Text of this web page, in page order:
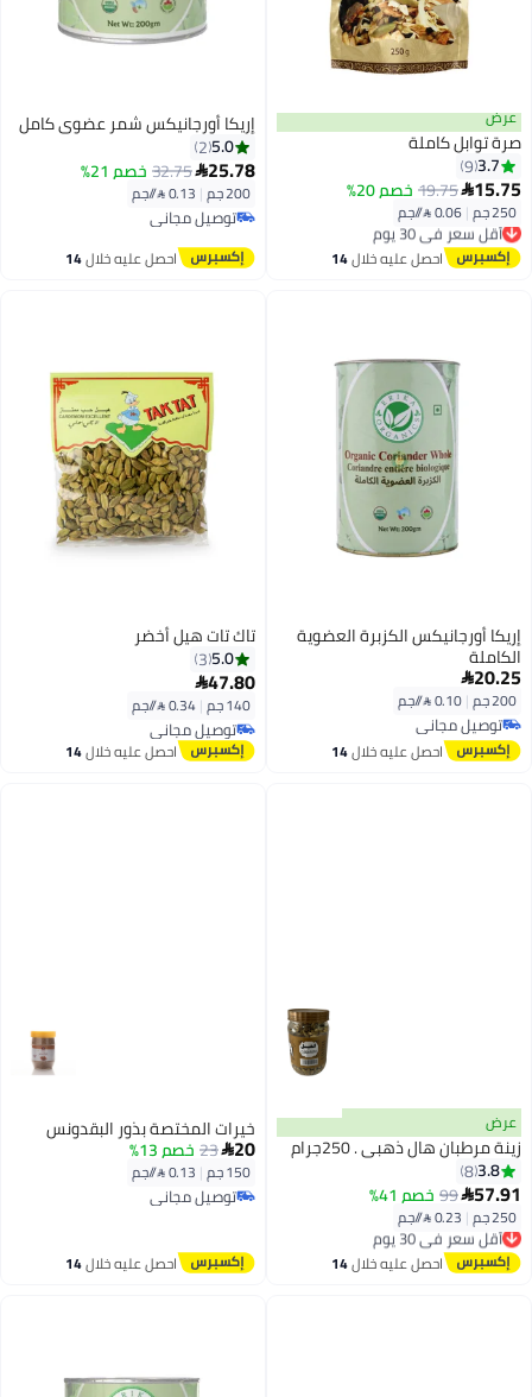
عرض
صرة توابل كاملة
3.7
9
15.75
19.75خصم 20%
250 جم |
أقل سعر في 30 يوم
توصيل مجاني
أقل سعر في 30 يوماحصل عليه خلال14
إريكا أورجانيكس شمر عضوي كامل
5.0
2
25.78
32.75خصم 21%
200 جم |
توصيل مجاني
توصيل مجاني
احصل عليه خلال14
إريكا أورجانيكس الكزبرة العضوية
الكاملة
20.25
200 جم |
توصيل مجاني
توصيل مجانياحصل عليه خلال14
تاك تات هيل أخضر
5.0
3
47.80
140 جم |
توصيل مجاني
توصيل مجانياحصل عليه خلال14
عرض
زينة مرطبان هال ذهبي . 250جرام
3.8
8
57.91
99 خصم 41%
250 جم |
أقل سعر في 30 يوم
توصيل مجاني
أقل سعر في 30 يوماحصل عليه خلال14
اغسطس
خيرات المختصة بذور البقدونس
20
23 خصم 13%
150 جم |
توصيل مجاني
توصيل مجاني
احصل عليه خلال14
اغسطس